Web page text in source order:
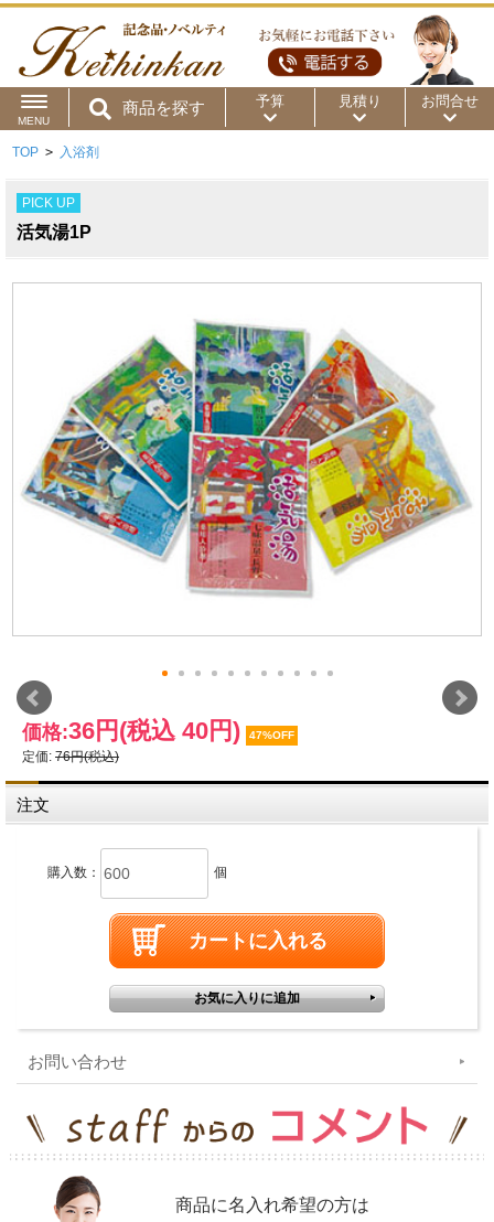
MENU
商品を探す 予算
用途から
商品カテゴリ
～2,000円 ～5,000円 ～10,000円
～15,000円 ～20,000円
～50,000円 50,001円～
見積り お問合せ
TOP > 入浴剤
PICK UP
活気湯1P
価格:36円 (税込 40円) 47%OFF
定価: 76円(税込)
注文
購入数： 個
お問い合わせ
商品に名入れ希望の方は